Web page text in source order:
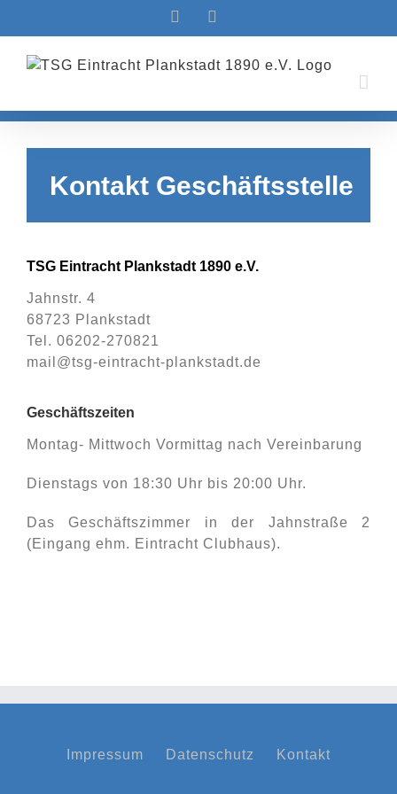
springen
Facebook
Kontakt Geschäftsstelle
TSG Eintracht Plankstadt 1890 e.V.
Jahnstr. 4
68723 Plankstadt
Tel. 06202-270821
mail@tsg-eintracht-plankstadt.de
Geschäftszeiten
Montag- Mittwoch Vormittag nach Vereinbarung
Dienstags von 18:30 Uhr bis 20:00 Uhr.
Das Geschäftszimmer in der Jahnstraße 2
(Eingang ehm. Eintracht Clubhaus).
Impressum Datenschutz Kontakt